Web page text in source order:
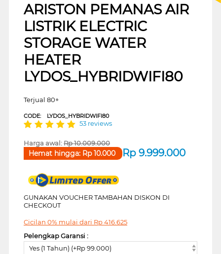
ARISTON PEMANAS AIR
LISTRIK ELECTRIC
STORAGE WATER
HEATER
LYDOS_HYBRIDWIFI80
Terjual 80+
CODE: LYDOS_HYBRIDWIFI80
53 reviews
Harga awal:Rp10.009.000
Rp 9.999.000
Hemat hingga: Rp10.000
GUNAKAN VOUCHER TAMBAHAN DISKON DI
CHECKOUT
Cicilan 0% mulai dari Rp416.625
Pelengkap Garansi :
Yes (1 Tahun) (+Rp 99.000)